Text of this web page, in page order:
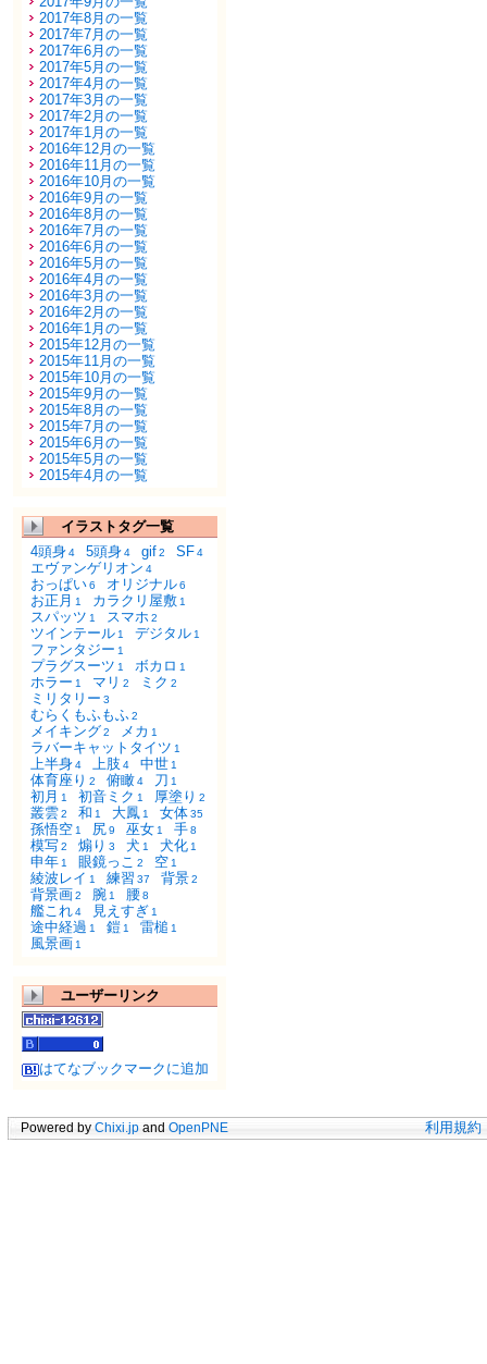
2017年8月の一覧
2017年7月の一覧
2017年6月の一覧
2017年5月の一覧
2017年4月の一覧
2017年3月の一覧
2017年2月の一覧
2017年1月の一覧
2016年12月の一覧
2016年11月の一覧
2016年10月の一覧
2016年9月の一覧
2016年8月の一覧
2016年7月の一覧
2016年6月の一覧
2016年5月の一覧
2016年4月の一覧
2016年3月の一覧
2016年2月の一覧
2016年1月の一覧
2015年12月の一覧
2015年11月の一覧
2015年10月の一覧
2015年9月の一覧
2015年8月の一覧
2015年7月の一覧
2015年6月の一覧
2015年5月の一覧
2015年4月の一覧
イラストタグ一覧
4頭身4 5頭身4 gif2 SF4
エヴァンゲリオン 4
おっぱい6 オリジナル6
お正月 1 カラクリ屋敷 1
スパッツ 1 スマホ 2
ツインテール 1 デジタル 1
ファンタジー 1
プラグスーツ 1 ボカロ 1
ホラー 1 マリ 2 ミク 2
ミリタリー 3
むらくもふもふ2
メイキング2 メカ 1
ラバーキャットタイツ 1
上半身4 上肢 4 中世 1
体育座り 2 俯瞰4 刀 1
初月 1 初音ミク 1 厚塗り 2
叢雲2 和 1 大鳳 1 女体35
孫悟空 1 尻9 巫女 1 手8
模写2 煽り 3 犬 1 犬化 1
申年 1 眼鏡っこ 2 空 1
綾波レイ 1 練習 37 背景2
背景画2 腕 1 腰8
艦これ4 見えすぎ 1
途中経過 1 鎧 1 雷槌 1
風景画 1
ユーザーリンク
はてなブックマークに追加
Powered by Chixi.jp and OpenPNE 利用規約